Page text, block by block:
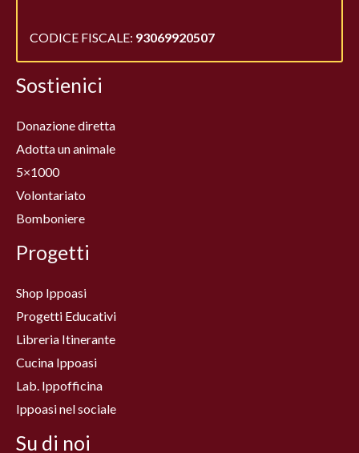
CODICE FISCALE: 93069920507
Sostienici
Donazione diretta
Adotta un animale
5×1000
Volontariato
Bomboniere
Progetti
Shop Ippoasi
Progetti Educativi
Libreria Itinerante
Cucina Ippoasi
Lab. Ippofficina
Ippoasi nel sociale
Su di noi